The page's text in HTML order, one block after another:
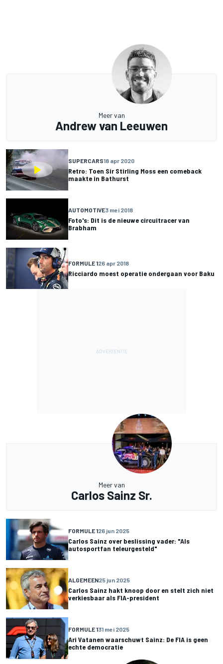
Meer van
Andrew van Leeuwen
SUPERCARS18 apr 2020
Retro: Toen Sir Stirling Moss een comeback
maakte in Bathurst
AUTOMOTIVE3 mei 2018
Foto's: Dit is de nieuwe circuitracer van
Brabham
FORMULE 126 apr 2018
Ricciardo moest operatie ondergaan voor Baku
Meer van
Carlos Sainz Sr.
FORMULE 126 jun 2025
Carlos Sainz over beslissing vader: "Als
autosportfan teleurgesteld"
ALGEMEEN25 jun 2025
Carlos Sainz hakt knoop door en stelt zich niet
verkiesbaar als FIA-president
FORMULE 131 mei 2025
Ari Vatanen waarschuwt Sainz: De FIA is geen
echte democratie